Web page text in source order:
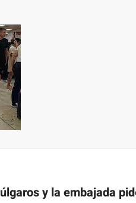
y la embajada